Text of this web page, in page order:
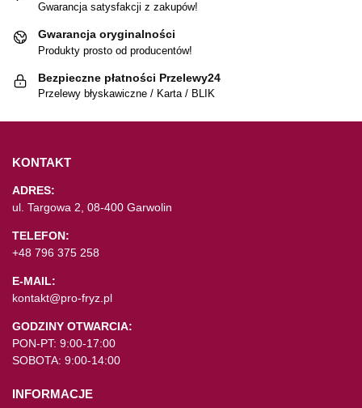
Gwarancja satysfakcji z zakupów!
Gwarancja oryginalności
Produkty prosto od producentów!
Bezpieczne płatności Przelewy24
Przelewy błyskawiczne / Karta / BLIK
KONTAKT
ADRES:
ul. Targowa 2, 08-400 Garwolin
TELEFON:
+48 796 375 258
E-MAIL:
kontakt@pro-fryz.pl
GODZINY OTWARCIA:
PON-PT: 9:00-17:00
SOBOTA: 9:00-14:00
INFORMACJE